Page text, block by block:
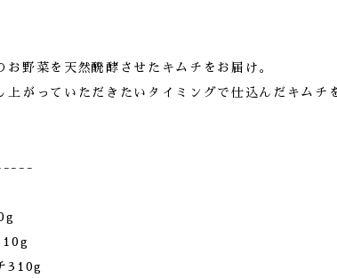
お野菜を天然醗酵させたキムチをお届け。
上がっていただきたいタイミングで仕込んだキムチ
310g